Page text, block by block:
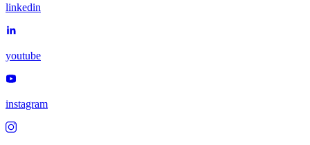
linkedin
youtube
instagram